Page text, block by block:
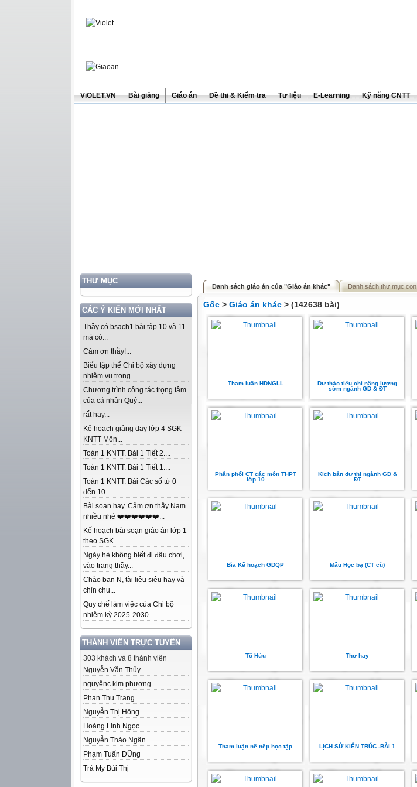
ViOLET.VN Bài giảng Giáo án Đề thi & Kiểm tra Tư liệu E-Learning Kỹ năng CNTT
THƯ MỤC
CÁC Ý KIẾN MỚI NHẤT
Thầy có bsach1 bài tập 10 và 11
mà có...
Cảm ơn thầy!...
Biểu tập thể Chi bộ xây dựng
nhiệm vụ trọng...
Chương trình công tác trọng tâm
của cá nhân Quý...
rất hay...
Kế hoạch giảng dạy lớp 4 SGK -
KNTT Môn...
Toán 1 KNTT. Bài 1 Tiết 2....
Toán 1 KNTT. Bài 1 Tiết 1....
Toán 1 KNTT. Bài Các số từ 0
đến 10...
Bài soạn hay. Cảm ơn thầy Nam
nhiều nhé ❤️❤️❤️❤️❤️❤️...
Kế hoạch bài soạn giáo án lớp 1
theo SGK...
Ngày hè không biết đi đâu chơi,
vào trang thầy...
Chào bạn N, tài liệu siêu hay và
chỉn chu...
Quy chế làm việc của Chi bộ
nhiệm kỳ 2025-2030...
THÀNH VIÊN TRỰC TUYẾN
303 khách và 8 thành viên
Nguyễn Văn Thủy
nguyênc kim phượng
Phan Thu Trang
Nguyễn Thị Hông
Hoàng Linh Ngọc
Nguyễn Thảo Ngân
Phạm Tuấn DŨng
Trà My Bùi Thị
Danh sách giáo án của "Giáo án khác" Danh sách thư mục con
Gốc > Giáo án khác > (142638 bài)
Tham luận HDNGLL
Dự thảo tiêu chí nâng lương
sớm ngành GD & ĐT
Phân phối CT các môn THPT
lớp 10
Kịch bản dự thi ngành GD &
ĐT
Bìa Kế hoạch GDQP Mẫu Học bạ (CT cũ)
Tố Hữu Thơ hay
Tham luận nề nếp học tập LỊCH SỬ KIẾN TRÚC -BÀI 1